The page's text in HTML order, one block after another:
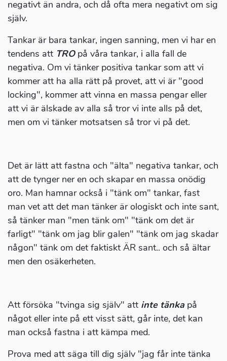
negativt än andra, och då ofta mera negativt om sig
själv.
Tankar är bara tankar, ingen sanning, men vi har en
tendens att TROpå våra tankar, i alla fall de
negativa. Om vi tänker positiva tankar som att vi
kommer att ha alla rätt på provet, att vi är "good
locking", kommer att vinna en massa pengar eller
att vi är älskade av alla så tror vi inte alls på det,
men om vi tänker motsatsen så tror vi på det.
Det är lätt att fastna och "älta" negativa tankar, och
att de tynger ner en och skapar en massa onödig
oro. Man hamnar också i "tänk om" tankar, fast
man vet att det man tänker är ologiskt och inte sant,
så tänker man "men tänk om" "tänk om det är
farligt" "tänk om jag blir galen" "tänk om jag skadar
någon" tänk om det faktiskt ÄR sant.. och så ältar
men den osäkerheten.
Att försöka "tvinga sig själv" att inte tänkapå
något eller inte på ett visst sätt, går inte, det kan
man också fastna i att kämpa med.
Prova med att säga till dig själv "jag får inte tänka